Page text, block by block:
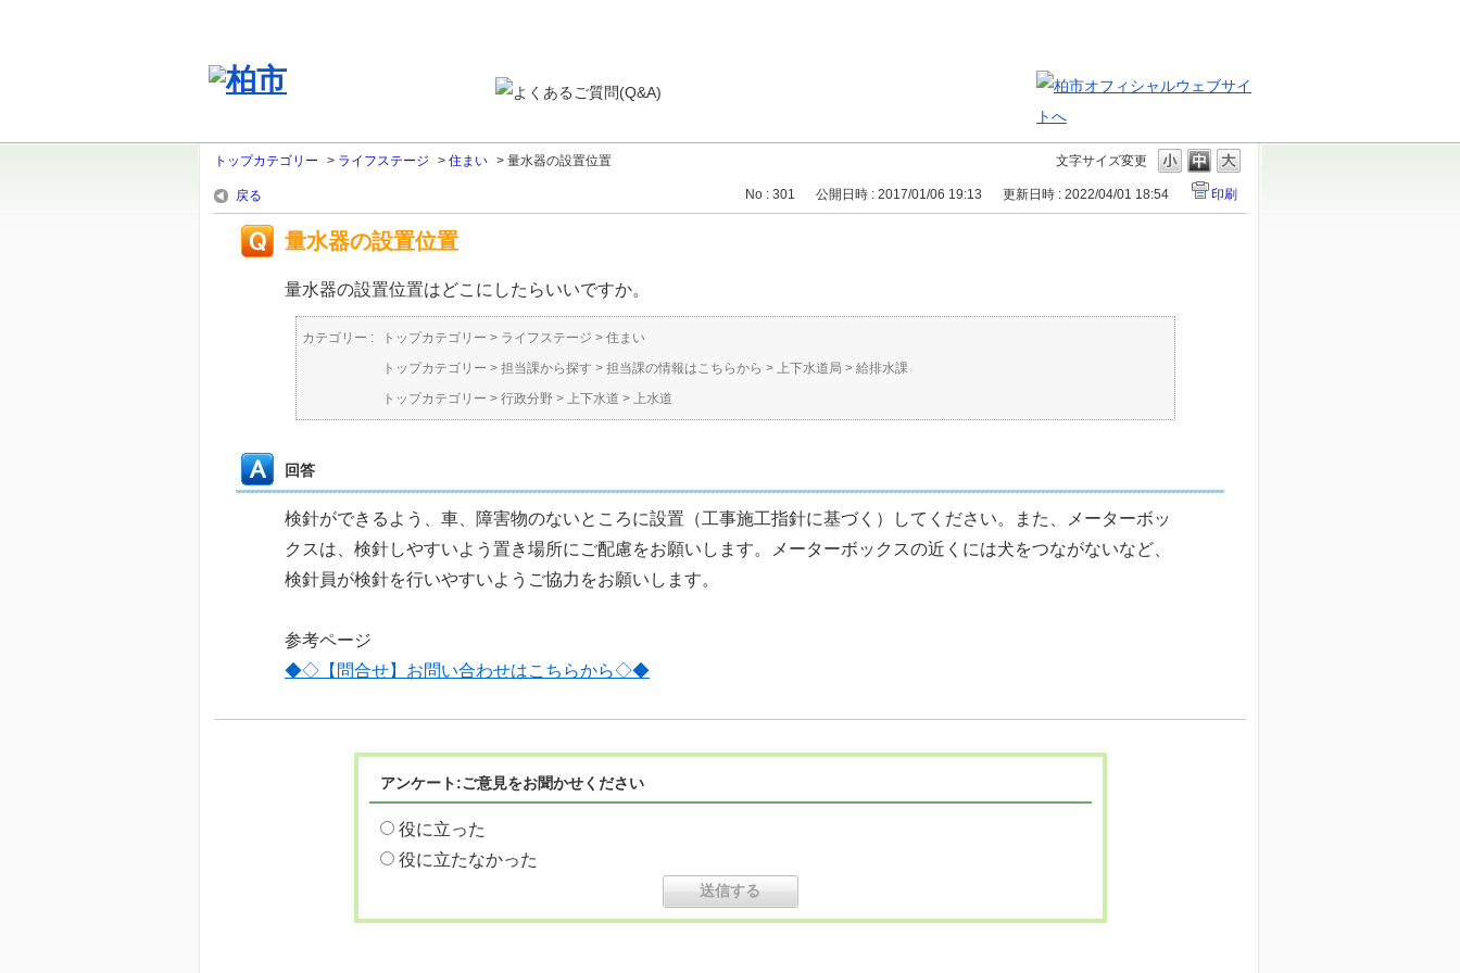
文字サイズ変更
トップカテゴリー > ライフステージ > 住まい > 量水器の設置位置
戻る No : 301 公開日時 : 2017/01/06 19:13 更新日時 : 2022/04/01 18:54 印刷
量水器の設置位置
量水器の設置位置はどこにしたらいいですか。
カテゴリー : トップカテゴリー > ライフステージ > 住まい
トップカテゴリー > 担当課から探す > 担当課の情報はこちらから > 上下水道局 > 給排水課
トップカテゴリー > 行政分野 > 上下水道 > 上水道
回答
検針ができるよう、車、障害物のないところに設置（工事施工指針に基づく）してください。また、メーターボッ
クスは、検針しやすいよう置き場所にご配慮をお願いします。メーターボックスの近くには犬をつながないなど、
検針員が検針を行いやすいようご協力をお願いします。
参考ページ
◆◇【問合せ】お問い合わせはこちらから◇◆
アンケート:ご意見をお聞かせください
役に立った
役に立たなかった